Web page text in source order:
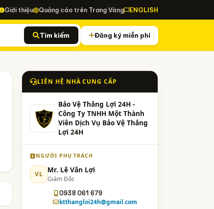
Giới thiệu Quảng cáo trên Trang Vàng ENGLISH
Tìm kiếm Đăng ký miễn phí
LIÊN HỆ NHÀ CUNG CẤP
Bảo Vệ Thắng Lợi 24H -
Công Ty TNHH Một Thành
Viên Dịch Vụ Bảo Vệ Thắng
Lợi 24H
NGƯỜI PHỤ TRÁCH
VL Mr. Lê Văn Lợi
Giám Đốc
0938 061 679
ktthangloi24h@gmail.com